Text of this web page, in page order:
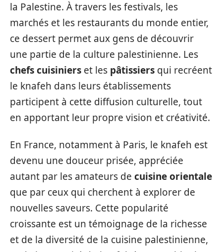
la Palestine. À travers les festivals, les
marchés et les restaurants du monde entier,
ce dessert permet aux gens de découvrir
une partie de la culture palestinienne. Les
chefs cuisiniers et les pâtissiers qui recréent
le knafeh dans leurs établissements
participent à cette diffusion culturelle, tout
en apportant leur propre vision et créativité.
En France, notamment à Paris, le knafeh est
devenu une douceur prisée, appréciée
autant par les amateurs de cuisine orientale
que par ceux qui cherchent à explorer de
nouvelles saveurs. Cette popularité
croissante est un témoignage de la richesse
et de la diversité de la cuisine palestinienne,